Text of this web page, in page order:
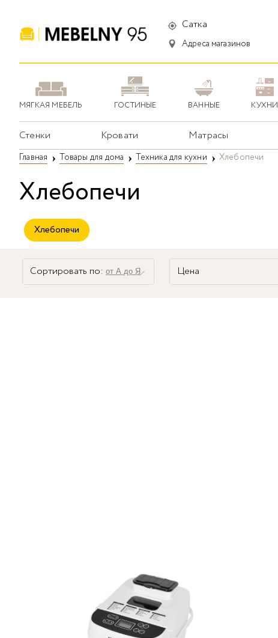
Сатка
Адреса магазинов
МЯГКАЯ МЕБЕЛЬ ГОСТИНЫЕ ВАННЫЕ КУХНИ
Стенки Кровати Матрасы
Главная Товары для дома Техника для кухни Хлебопечи
Хлебопечи
Хлебопечи
Сортировать по: от А до Я Цена